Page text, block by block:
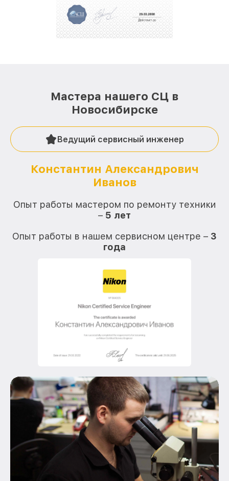
Мастера нашего СЦ в
Новосибирске
Ведущий сервисный инженер
Константин Александрович
Иванов
Опыт работы мастером по ремонту техники
– 5 лет
Опыт работы в нашем сервисном центре – 3
года